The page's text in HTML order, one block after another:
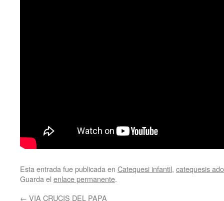
Esta entrada fue publicada en Catequesi infantil, catequesis
Guarda el enlace permanente.
← VIA CRUCIS DEL PAPA